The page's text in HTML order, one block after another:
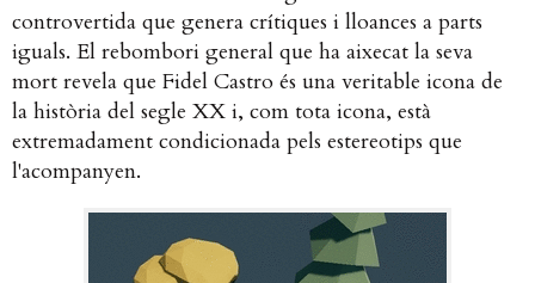
controvertida que genera crítiques i lloances a parts
iguals. El rebombori general que ha aixecat la seva
mort revela que Fidel Castro és una veritable icona de
la història del segle XX i, com tota icona, està
extremadament condicionada pels estereotips que
l'acompanyen.